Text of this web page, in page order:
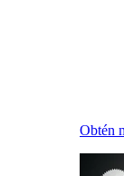
Obtén